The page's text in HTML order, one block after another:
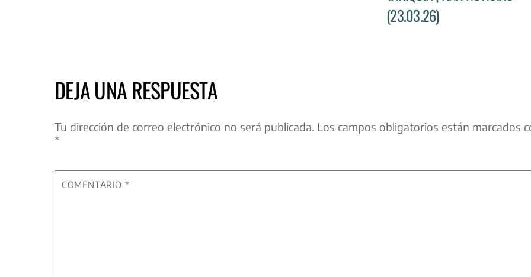
(23.03.26)
DEJA UNA RESPUESTA
Tu dirección de correo electrónico no será publicada. Los campos obligatorios están marcados
*
COMENTARIO *